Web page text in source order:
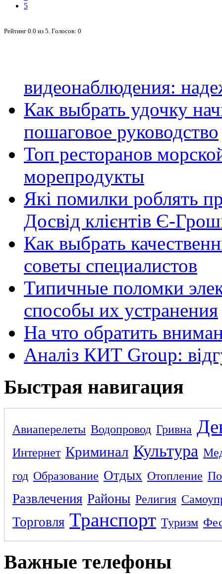
5
Рейтинг 0.0 из 5 . Голосов: 0
видеонаблюдения:
Как выбрать удочку
пошаговое руководство
Топ ресторанов
морепродукты
Які помилки роблять
Досвід клієнтів Є-
Как выбрать
советы специалистов
Типичные поломки
способы их устранения
На что обратить
Аналіз КИТ Group:
Быстрая навигация
Авиаперелеты Водопровод Гривна
Интернет Криминал Культура
год Образование Отдых Отопление
Развлечения Районы Религия
Торговля Транспорт Туризм
Важные телефоны